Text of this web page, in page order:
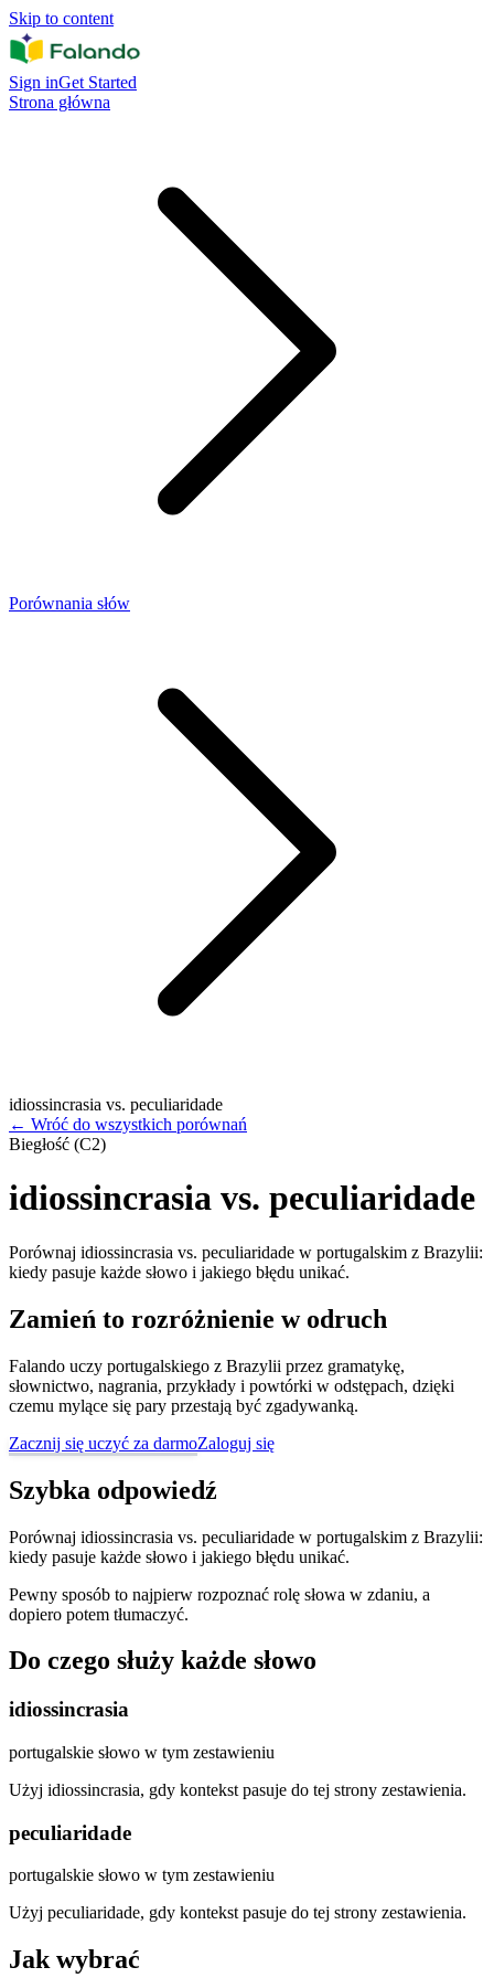
Skip to content
Sign inGet Started
Strona główna
Porównania słów
idiossincrasia vs. peculiaridade
← Wróć do wszystkich porównań
Biegłość (C2)
idiossincrasia vs. peculiaridade
Porównaj idiossincrasia vs. peculiaridade w portugalskim z Brazylii:
kiedy pasuje każde słowo i jakiego błędu unikać.
Zamień to rozróżnienie w odruch
Falando uczy portugalskiego z Brazylii przez gramatykę,
słownictwo, nagrania, przykłady i powtórki w odstępach, dzięki
czemu mylące się pary przestają być zgadywanką.
Zacznij się uczyć za darmoZaloguj się
Szybka odpowiedź
Porównaj idiossincrasia vs. peculiaridade w portugalskim z Brazylii:
kiedy pasuje każde słowo i jakiego błędu unikać.
Pewny sposób to najpierw rozpoznać rolę słowa w zdaniu, a
dopiero potem tłumaczyć.
Do czego służy każde słowo
idiossincrasia
portugalskie słowo w tym zestawieniu
Użyj idiossincrasia, gdy kontekst pasuje do tej strony zestawienia.
peculiaridade
portugalskie słowo w tym zestawieniu
Użyj peculiaridade, gdy kontekst pasuje do tej strony zestawienia.
Jak wybrać